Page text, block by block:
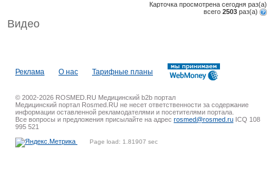
Карточка просмотрена сегодня раз(a)
всего 2503 раз(a)
Видео
Реклама О нас Тарифные планы
© 2002-2026 ROSMED.RU Медицинский b2b портал
Медицинский портал Rosmed.RU не несет ответственности за содержание
информации оставленной рекламодателями и посетителями портала.
Все вопросы и предложения присылайте на адрес rosmed@rosmed.ru ICQ 108
995 521
Page load: 1.81907 sec